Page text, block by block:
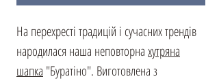
На перехресті традицій і сучасних трендів
народилася наша неповторнахутряна
шапка "Буратіно". Виготовлена з